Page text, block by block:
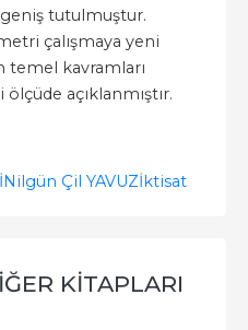
tutulmuştur.
çalışmaya yeni
temel kavramları
açıklanmıştır.
Nilgün Çil YAVUZİktisat
KITAPLARI